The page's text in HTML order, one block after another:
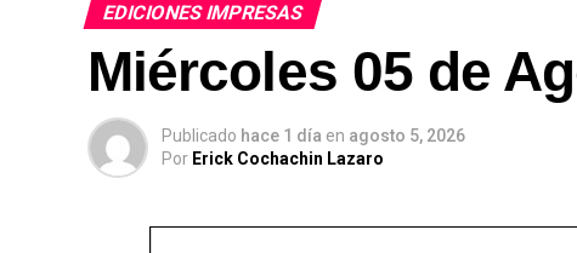
EDICIONES IMPRESAS
Miércoles 05 de
Publicado hace 1 día en agosto 5, 2026
Por Erick Cochachin Lazaro